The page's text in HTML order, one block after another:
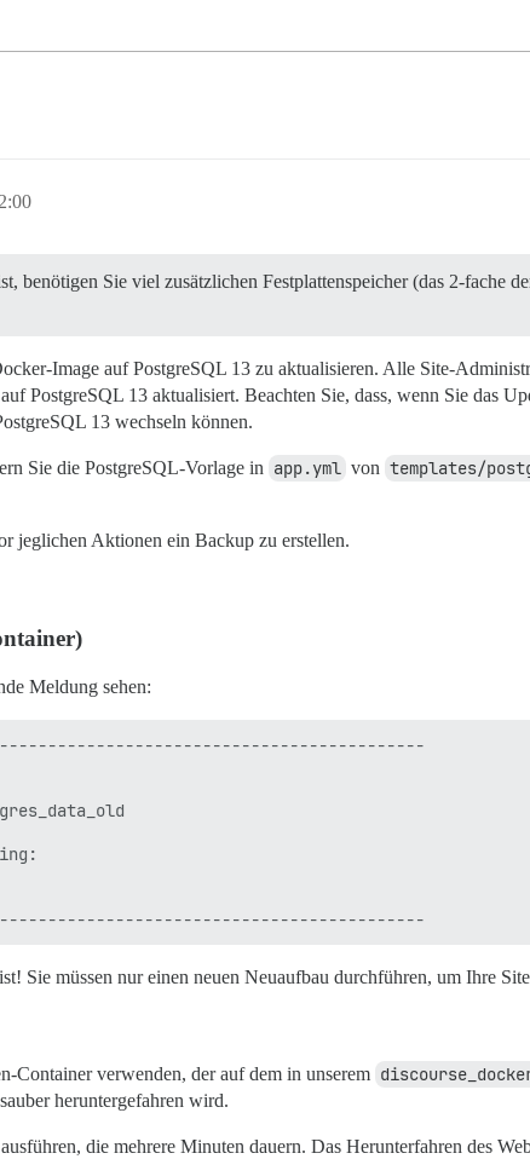
benötigen Sie viel zusätzlichen Festplattenspeicher (das 2-fache
Image auf PostgreSQL 13 zu aktualisieren. Alle Site-
PostgreSQL 13 aktualisiert. Beachten Sie, dass, wenn Sie das
13 wechseln können.
Sie die PostgreSQL-Vorlage in app.yml von templates/
jeglichen Aktionen ein Backup zu erstellen.
Meldung sehen:
Sie müssen nur einen neuen Neuaufbau durchführen, um Ihre
Container verwenden, der auf dem in unserem
heruntergefahren wird.
die mehrere Minuten dauern. Das Herunterfahren des